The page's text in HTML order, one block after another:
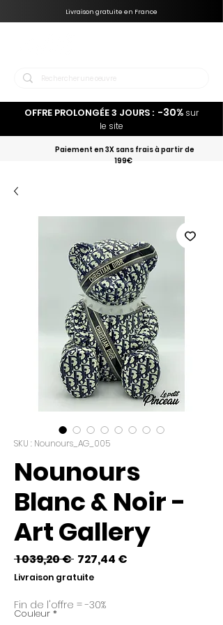
Livraison gratuite en France
Paiement en 3X sans frais à partir de
199€
OFFRE PROLONGÉE 3 JOURS : -30% sur
le site
SKU : Nounours_AG_005
Nounours
Blanc & Noir -
Art Gallery
1 039,20 € Prix
original
727,44 €
Livraison gratuite
Fin de l'offre = -30%
Couleur *